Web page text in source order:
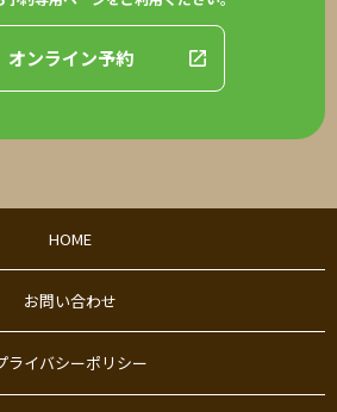
オンライン予約
HOME
お問い合わせ
ライバシーポリシー